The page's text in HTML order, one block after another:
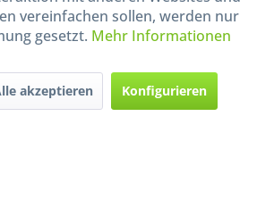
mit BIO-Weinen
ÖKO-009
vereinfachen sollen, werden nur
gesetzt. Mehr Informationen
akzeptieren Konfigurieren